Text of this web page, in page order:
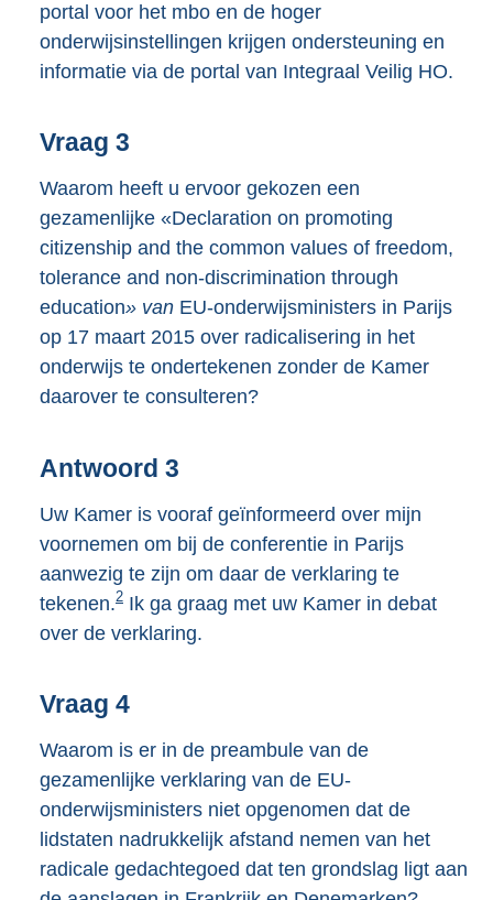
portal voor het mbo en de hoger
onderwijsinstellingen krijgen ondersteuning en
informatie via de portal van Integraal Veilig HO.
Vraag 3
Waarom heeft u ervoor gekozen een
gezamenlijke «Declaration on promoting
citizenship and the common values of freedom,
tolerance and non-discrimination through
education» van EU-onderwijsministers in Parijs
op 17 maart 2015 over radicalisering in het
onderwijs te ondertekenen zonder de Kamer
daarover te consulteren?
Antwoord 3
Uw Kamer is vooraf geïnformeerd over mijn
voornemen om bij de conferentie in Parijs
aanwezig te zijn om daar de verklaring te
tekenen.2 Ik ga graag met uw Kamer in debat
over de verklaring.
Vraag 4
Waarom is er in de preambule van de
gezamenlijke verklaring van de EU-
onderwijsministers niet opgenomen dat de
lidstaten nadrukkelijk afstand nemen van het
radicale gedachtegoed dat ten grondslag ligt aan